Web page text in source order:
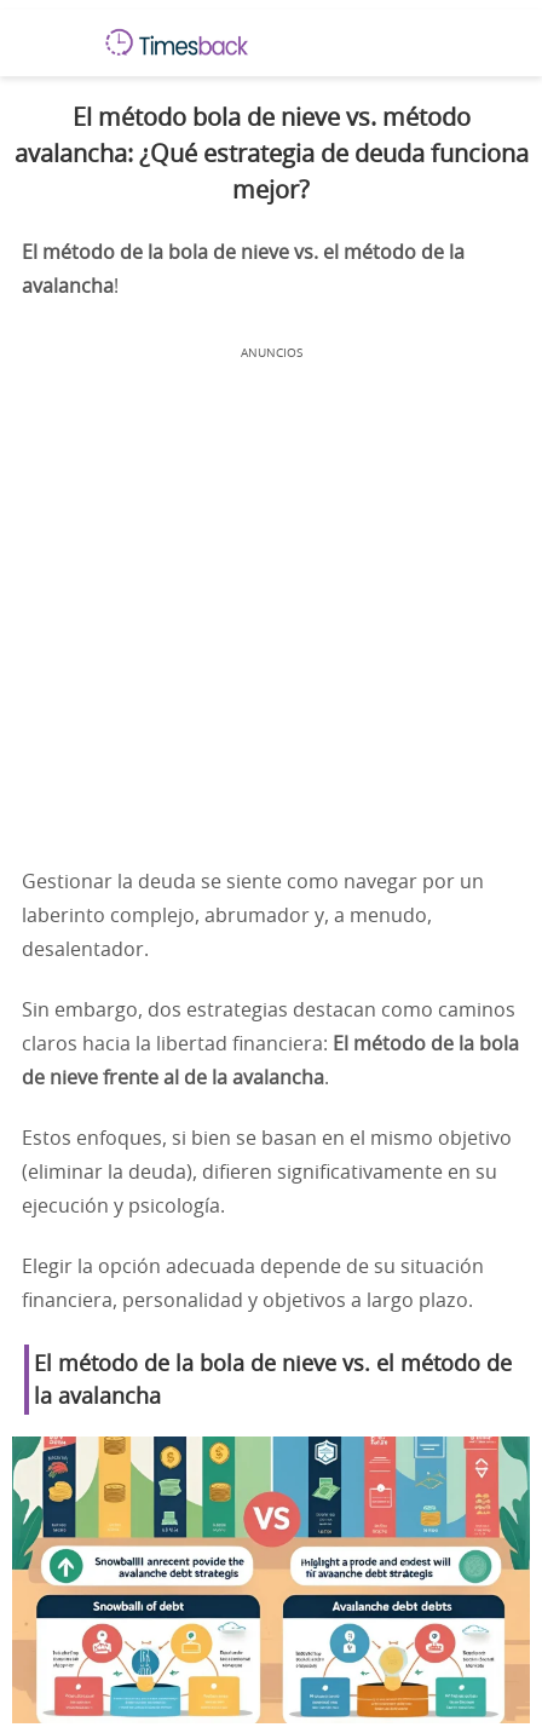
El método bola de nieve vs. método
avalancha: ¿Qué estrategia de deuda funciona
mejor?
El método de la bola de nieve vs. el método de la
avalancha!
ANUNCIOS
Gestionar la deuda se siente como navegar por un
laberinto complejo, abrumador y, a menudo,
desalentador.
Sin embargo, dos estrategias destacan como caminos
claros hacia la libertad financiera: El método de la bola
de nieve frente al de la avalancha.
Estos enfoques, si bien se basan en el mismo objetivo
(eliminar la deuda), difieren significativamente en su
ejecución y psicología.
Elegir la opción adecuada depende de su situación
financiera, personalidad y objetivos a largo plazo.
El método de la bola de nieve vs. el método de
la avalancha